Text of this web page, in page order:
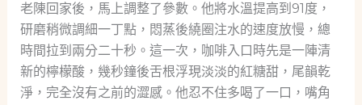
老陳回家後，馬上調整了參數。他將水溫提高到91度，
研磨稍微調細一丁點，悶蒸後繞圈注水的速度放慢，總
時間拉到兩分二十秒。這一次，咖啡入口時先是一陣清
新的檸檬酸，幾秒鐘後舌根浮現淡淡的紅糖甜，尾韻乾
淨，完全沒有之前的澀感。他忍不住多喝了一口，嘴角